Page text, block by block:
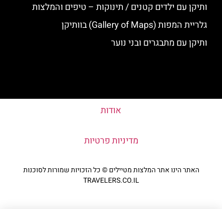
ותיקן עם ילדים קטנים / תינוקות – טיפים והמלצות
גלריית המפות (Gallery of Maps) בוותיקן
ותיקן עם מתבגרים ובני נוער
אודות
מדיניות פרטיות
האתר הינו אתר המלצות מטיילים © כל הזכויות שמורות לסוכנות
TRAVELERS.CO.IL